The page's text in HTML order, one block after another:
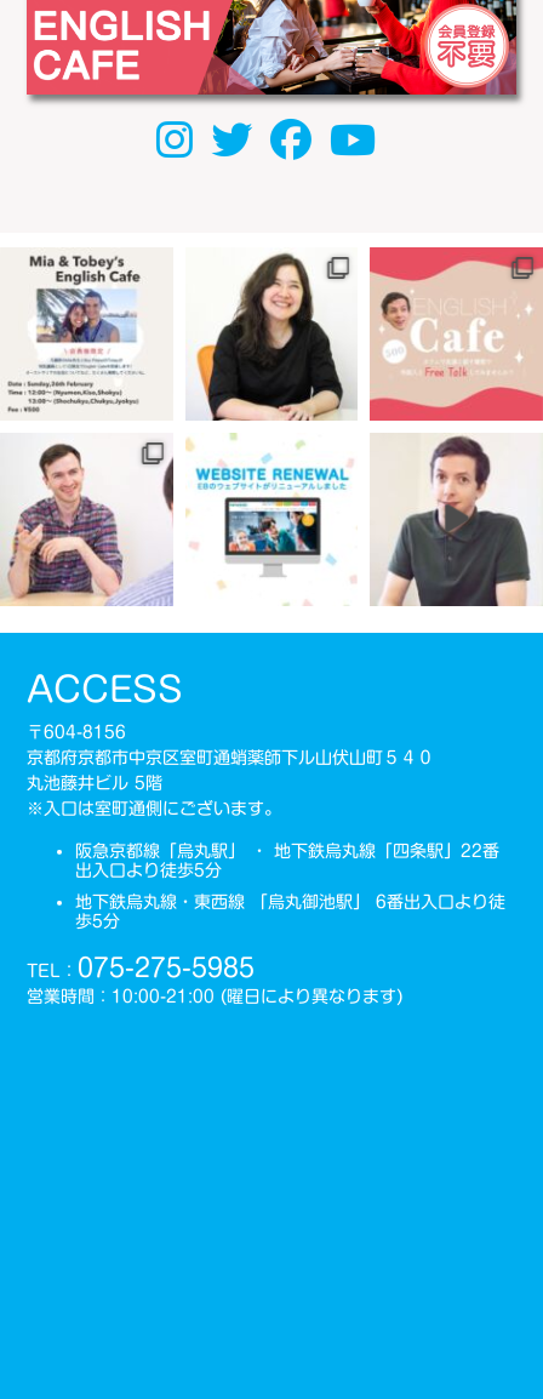
ACCESS
〒604-8156
京都府京都市中京区室町通蛸薬師下ル山伏山町５４０
丸池藤井ビル 5階
※入口は室町通側にございます。
阪急京都線「烏丸駅」 ・ 地下鉄烏丸線「四条駅」22番
出入口より徒歩5分
地下鉄烏丸線・東西線 「烏丸御池駅」 6番出入口より徒
歩5分
TEL： 075-275-5985
営業時間：10:00-21:00 (曜日により異なります)